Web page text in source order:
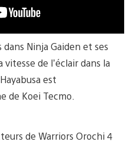
Ninja Gaiden et ses
de l’éclair dans la
est
de Koei Tecmo.
de Warriors Orochi 4